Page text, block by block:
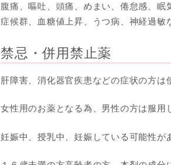
腹痛、嘔吐、頭痛、めまい、倦怠感、
症候群、血糖値上昇、うつ病、神経過敏
禁忌・併用禁止薬
肝障害、消化器官疾患などの症状の方は
女性用のお薬となる為、男性の方は服用
妊娠中、授乳中、妊娠している可能性が